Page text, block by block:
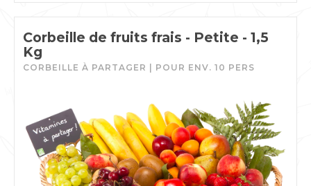
Corbeille de fruits frais - Petite - 1,5
Kg
CORBEILLE À PARTAGER | POUR ENV. 10 PERS